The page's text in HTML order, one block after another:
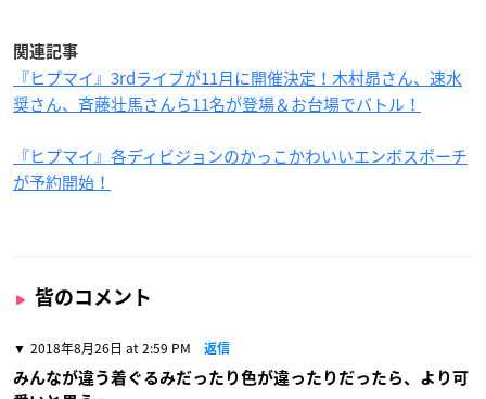
関連記事
『ヒプマイ』3rdライブが11月に開催決定！木村昴さん、速水
奨さん、斉藤壮馬さんら11名が登場＆お台場でバトル！
『ヒプマイ』各ディビジョンのかっこかわいいエンボスポーチ
が予約開始！
皆のコメント
2018年8月26日 at 2:59 PM 返信
みんなが違う着ぐるみだったり色が違ったりだったら、より可